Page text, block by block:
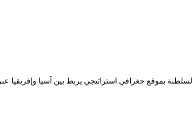
بموقع جغرافي استراتيجي يربط بين آسيا وإفريقيا